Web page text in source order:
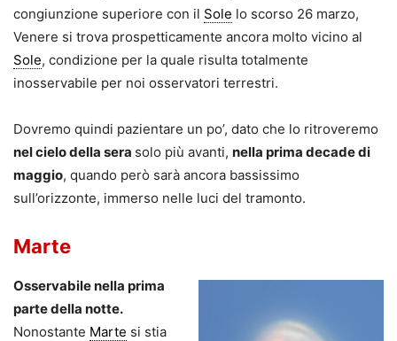
congiunzione superiore con il Sole lo scorso 26 marzo,
Venere si trova prospetticamente ancora molto vicino al
Sole, condizione per la quale risulta totalmente
inosservabile per noi osservatori terrestri.
Dovremo quindi pazientare un po’, dato che lo ritroveremo
nel cielo della sera solo più avanti, nella prima decade di
maggio, quando però sarà ancora bassissimo
sull’orizzonte, immerso nelle luci del tramonto.
Marte
Osservabile nella prima
parte della notte.
Nonostante Marte si stia